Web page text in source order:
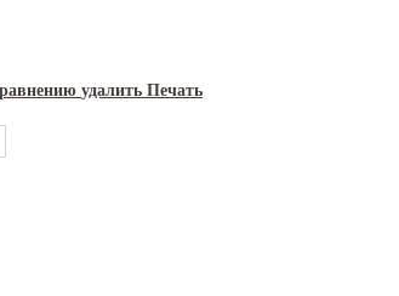
удалить Печать